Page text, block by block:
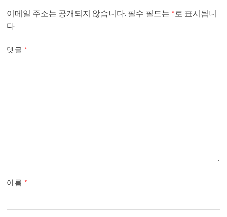
이메일 주소는 공개되지 않습니다. 필수 필드는 * 로 표시됩니
다
댓글 *
이름 *